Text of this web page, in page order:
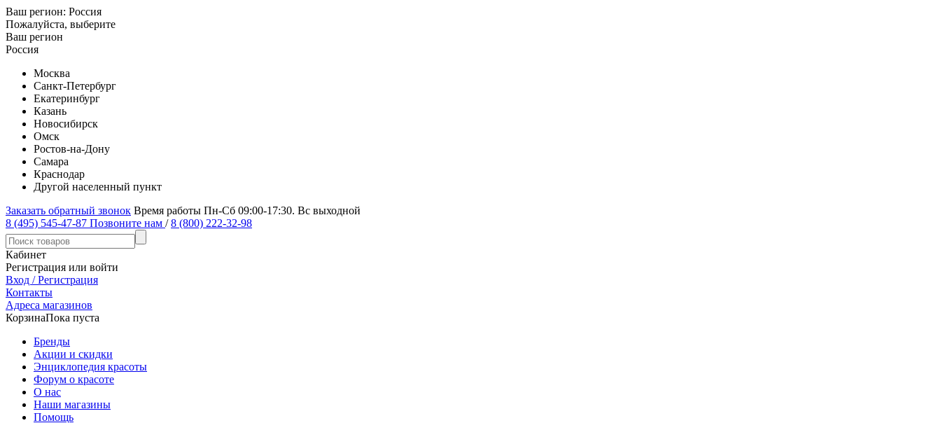
Ваш регион: Россия
Пожалуйста, выберите
Ваш регион
Россия
Москва
Санкт-Петербург
Екатеринбург
Казань
Новосибирск
Омск
Ростов-на-Дону
Самара
Краснодар
Другой населенный пункт
Заказать обратный звонок Время работы Пн-Сб 09:00-17:30. Вс выходной
8 (495) 545-47-87 Позвоните нам / 8 (800) 222-32-98
Кабинет
Регистрация или войти
Вход / Регистрация
Контакты
Адреса магазинов
КорзинаПока пуста
Бренды
Акции и скидки
Энциклопедия красоты
Форум о красоте
О нас
Наши магазины
Помощь